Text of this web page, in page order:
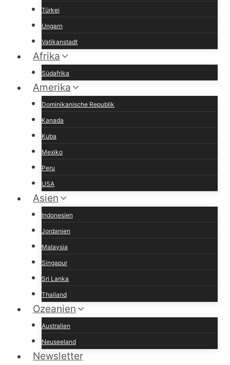
Türkei
Ungarn
Vatikanstadt
Afrika
Südafrika
Amerika
Dominikanische Republik
Kanada
Kuba
Mexiko
Peru
USA
Asien
Indonesien
Jordanien
Malaysia
Singapur
Sri Lanka
Thailand
Ozeanien
Australien
Neuseeland
Newsletter